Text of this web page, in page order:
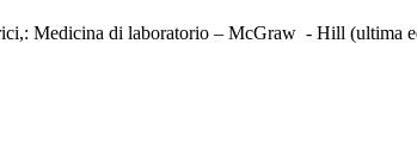
Medicina di laboratorio – McGraw - Hill (ultima